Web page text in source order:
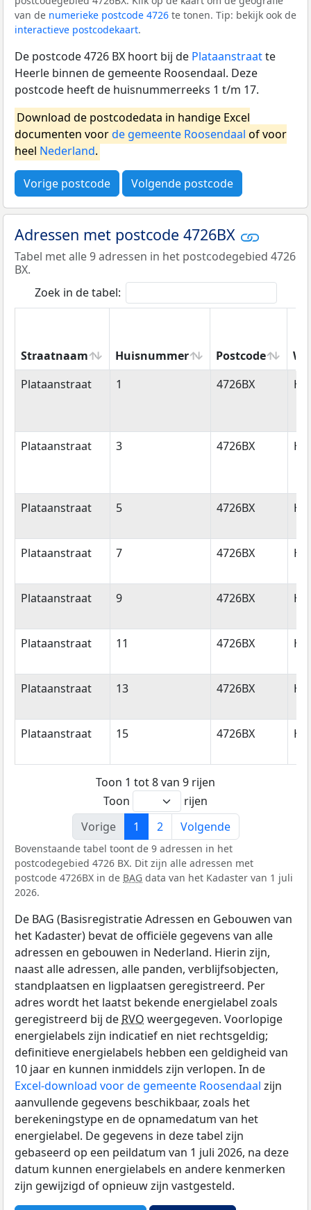
van de numerieke postcode 4726 te tonen. Tip: bekijk ook de
interactieve postcodekaart.
De postcode 4726 BX hoort bij de Plataanstraatte
Heerle binnen de gemeente Roosendaal. Deze
postcode heeft de huisnummerreeks 1 t/m 17.
Download de postcodedata in handige Excel
documenten voorde gemeente Roosendaal of voor
heel Nederland.
Vorige postcode Volgende postcode
Adressen met postcode 4726BX
Tabel met alle 9 adressen in het postcodegebied 4726
BX.
Zoek in de tabel:
Straatnaam Huisnummer Postcode
Straatnaam
Huisnummer Postcode
Plataanstraat 1 4726BX
Plataanstraat 3 4726BX
Plataanstraat 5 4726BX
Plataanstraat 7 4726BX
Plataanstraat 9 4726BX
Plataanstraat 11 4726BX
Plataanstraat 13 4726BX
Plataanstraat 15 4726BX
Toon 1 tot 8 van 9 rijen
Toon
rijen
Vorige
1 2 Volgende
Bovenstaande tabel toont de 9 adressen in het
postcodegebied 4726 BX. Dit zijn alle adressen met
postcode 4726BX in de BAG data van het Kadaster van 1 juli
2026.
De BAG (Basisregistratie Adressen en Gebouwen van
het Kadaster) bevat de officiële gegevens van alle
adressen en gebouwen in Nederland. Hierin zijn,
naast alle adressen, alle panden, verblijfsobjecten,
standplaatsen en ligplaatsen geregistreerd. Per
adres wordt het laatst bekende energielabel zoals
geregistreerd bij de RVO weergegeven. Voorlopige
energielabels zijn indicatief en niet rechtsgeldig;
definitieve energielabels hebben een geldigheid van
10 jaar en kunnen inmiddels zijn verlopen. In de
Excel-download voor de gemeente Roosendaal zijn
aanvullende gegevens beschikbaar, zoals het
berekeningstype en de opnamedatum van het
energielabel. De gegevens in deze tabel zijn
gebaseerd op een peildatum van 1 juli 2026, na deze
datum kunnen energielabels en andere kenmerken
zijn gewijzigd of opnieuw zijn vastgesteld.